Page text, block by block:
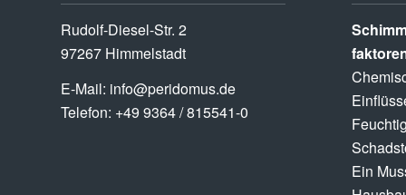
Rudolf-Diesel-Str. 2
97267 Himmelstadt
E-Mail: info@peridomus.de
Telefon: +49 9364 / 815541-0
Ein